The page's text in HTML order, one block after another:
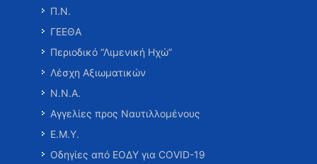
Π.Ν.
ΓΕΕΘΑ
Περιοδικό “Λιμενική Ηχώ”
Λέσχη Αξιωματικών
Ν.Ν.Α.
Αγγελίες προς Ναυτιλλομένους
Ε.Μ.Υ.
Οδηγίες από ΕΟΔΥ για COVID-19